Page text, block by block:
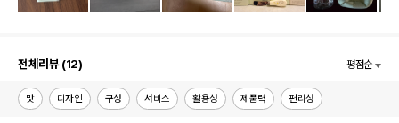
전체리뷰 (12) 평점순
맛 디자인 구성 서비스 활용성 제품력 편리성